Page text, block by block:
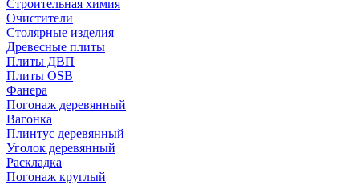
Строительная химия
Очистители
Столярные изделия
Древесные плиты
Плиты ДВП
Плиты OSB
Фанера
Погонаж деревянный
Вагонка
Плинтус деревянный
Уголок деревянный
Раскладка
Погонаж круглый